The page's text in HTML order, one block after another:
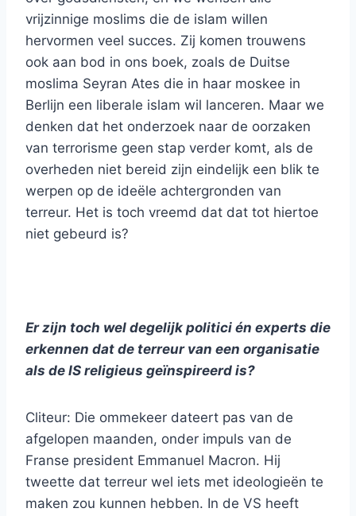
vrijzinnige moslims die de islam willen
hervormen veel succes. Zij komen trouwens
ook aan bod in ons boek, zoals de Duitse
moslima Seyran Ates die in haar moskee in
Berlijn een liberale islam wil lanceren. Maar we
denken dat het onderzoek naar de oorzaken
van terrorisme geen stap verder komt, als de
overheden niet bereid zijn eindelijk een blik te
werpen op de ideële achtergronden van
terreur. Het is toch vreemd dat dat tot hiertoe
niet gebeurd is?
Er zijn toch wel degelijk politici én experts die
erkennen dat de terreur van een organisatie
als de IS religieus geïnspireerd is?
Cliteur: Die ommekeer dateert pas van de
afgelopen maanden, onder impuls van de
Franse president Emmanuel Macron. Hij
tweette dat terreur wel iets met ideologieën te
maken zou kunnen hebben. In de VS heeft